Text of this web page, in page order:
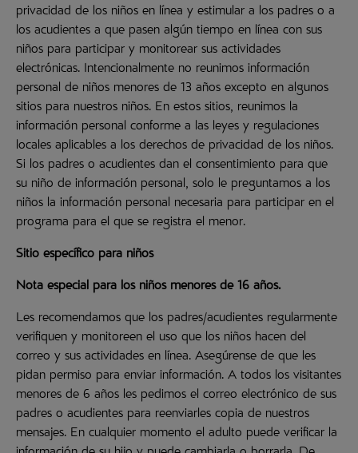
privacidad de los niños en línea y estimular a los padres o a
los acudientes a que pasen algún tiempo en línea con sus
niños para participar y monitorear sus actividades
electrónicas. Intencionalmente no reunimos información
personal de niños menores de 13 años excepto en algunos
sitios para nuestros niños. En estos sitios, reunimos la
información personal conforme a las leyes y regulaciones
locales aplicables a los derechos de privacidad de los niños.
Si los padres o acudientes dan el consentimiento para que
su niño de información personal, solo le preguntamos a los
niños la información personal necesaria para participar en el
programa para el que se registra el menor.
Sitio específico para niños
Nota especial para los niños menores de 16 años.
Les recomendamos que los padres/acudientes regularmente
verifiquen y monitoreen el uso que los niños hacen del
correo y sus actividades en línea. Asegúrense de que les
pidan permiso para enviar información. A todos los visitantes
menores de 6 años les pedimos el correo electrónico de sus
padres o acudientes para reenviarles copia de nuestros
mensajes. En cualquier momento el adulto puede verificar la